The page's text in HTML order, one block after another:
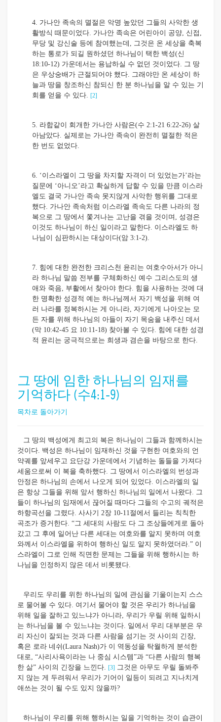
4. 가나안 족속의 멸절은 악명 높았던 그들의 사악한 생
활방식 때문이었다. 가나안 족속은 어린아이 공양, 신접,
무당 및 강신술 등에 참여했는데, 그것은 온 세상을 축복
하는 통로가 되길 원하셨던 하나님이 택한 백성(신
18:10-12) 가운데서는 용납하실 수 없던 것이었다. 그 땅
은 우상숭배가 근절되어야 했다. 그래야만 온 세상이 하
늘과 땅을 창조하신 참되신 한 분 하나님을 알 수 있는 기
회를 얻을 수 있다. [2]
5. 라합같이 회개한 가나안 사람은(수 2:1-21 6:22-26) 살
아남았다. 실제로는 가나안 족속이 완전히 멸절한 적은
한 번도 없었다.
6. ‘이스라엘이 그 땅을 차지할 자격이 더 있었는가’라는
질문에 ‘아니오’라고 확실하게 답할 수 있을 만큼 이스라
엘도 결국 가나안 족속 못지않게 사악한 행위를 그대로
했다. 가나안 족속처럼 이스라엘 족속도 다른 나라의 정
복으로 그 땅에서 쫓겨나는 고난을 겪을 것이며, 성경은
이것도 하나님이 하신 일이라고 말한다. 이스라엘도 하
나님이 심판하시는 대상이다(암 3:1-2).
7. 힘에 대한 완전한 크리스천 윤리는 여호수아서가 아니
라 하나님 말씀 전부를 구체화하신 예수 그리스도의 생
애와 죽음, 부활에서 찾아야 한다. 힘을 사용하는 것에 대
한 명확한 성경적 예는 하나님께서 자기 백성을 위해 여
러 나라를 정복하시는 게 아니라, 자기에게 나아오는 모
든 자를 위해 하나님의 아들이 자기 목숨을 내주신 데서
(막 10:42-45 요 10:11-18) 찾아볼 수 있다. 힘에 대한 성경
적 윤리는 궁극적으로는 희생과 겸손을 바탕으로 한다.
그 땅에 임한 하나님의 임재를
기억하다 (수4:1-9)
목차로 돌아가기
그 땅의 백성에게 최고의 복은 하나님이 그들과 함께하시는
것이다. 백성은 하나님이 임재하신 것을 구현한 여호와의 언
약궤를 앞세우고 요단강 가운데에서 기념하는 돌들을 가져다
세움으로써 이 복을 축하했다. 그 땅에서 이스라엘의 번성과
안정은 하나님의 손에서 나오게 되어 있었다. 이스라엘의 일
은 항상 그들을 위해 앞서 행하신 하나님의 일에서 나왔다. 그
들이 하나님의 임재에서 끊어질 때마다 그들의 수고의 궤적은
하향곡선을 그렸다. 사사기 2장 10-11절에서 들리는 칙칙한
곡조가 증거한다. “그 세대의 사람도 다 그 조상들에게로 돌아
갔고 그 후에 일어난 다른 세대는 여호와를 알지 못하며 여호
와께서 이스라엘을 위하여 행하신 일도 알지 못하였더라.” 이
스라엘이 그로 인해 직면한 문제는 그들을 위해 행하시는 하
나님을 인정하지 않은 데서 비롯됐다.
우리도 우리를 위한 하나님의 일에 관심을 기울이는지 스스
로 물어볼 수 있다. 여기서 물어야 할 것은 우리가 하나님을
위해 일을 잘하고 있느냐가 아니라, 우리가 우릴 위해 일하시
는 하나님을 볼 수 있느냐는 것이다. 일에서 우리 대부분은 우
리 자신이 잘되는 것과 다른 사람을 섬기는 것 사이의 긴장,
혹은 로라 네쉬(Laura Nash)가 이 역동성을 탁월하게 분석한
대로, “사리사욕이라는 나 중심 시스템”과 “다른 사람의 행복
한 삶” 사이의 긴장을 느낀다. [3] 그것은 아무도 우릴 돌봐주
지 않는 게 두려워서 우리가 기어이 일등이 되려고 지나치게
애쓰는 것이 될 수도 있지 않을까?
하나님이 우리를 위해 행하시는 일을 기억하는 것이 습관이